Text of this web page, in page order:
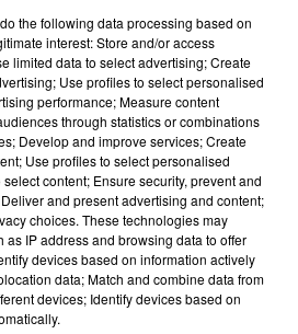
2026
DU SOL annonce un nouvel
après sa tournée mondiale
et Amélie Lens dévoilent leur
do the following data processing based on
interest: Store and/or access
limited data to select advertising; Create
Use profiles to select personalised
performance; Measure content
through statistics or combinations
Develop and improve services; Create
Use profiles to select personalised
content; Ensure security, prevent and
and present advertising and content;
choices. These technologies may
as IP address and browsing data to offer
devices based on information actively
data; Match and combine data from
devices; Identify devices based on